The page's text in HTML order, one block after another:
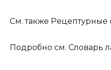
См. также Рецептурные
Подробно см. Словарь